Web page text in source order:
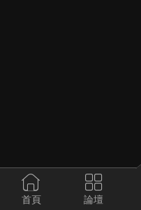
首頁 論壇